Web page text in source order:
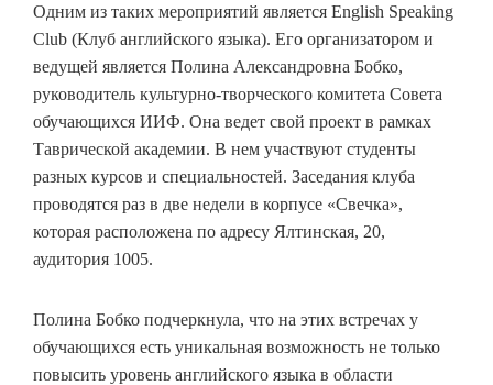
Одним из таких мероприятий является English Speaking
Club (Клуб английского языка). Его организатором и
ведущей является Полина Александровна Бобко,
руководитель культурно-творческого комитета Совета
обучающихся ИИФ. Она ведет свой проект в рамках
Таврической академии. В нем участвуют студенты
разных курсов и специальностей. Заседания клуба
проводятся раз в две недели в корпусе «Свечка»,
которая расположена по адресу Ялтинская, 20,
аудитория 1005.
Полина Бобко подчеркнула, что на этих встречах у
обучающихся есть уникальная возможность не только
повысить уровень английского языка в области